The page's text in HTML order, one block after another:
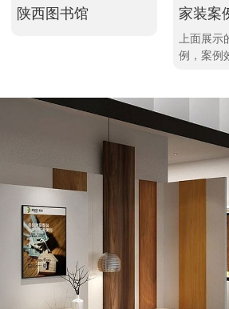
陕西图书馆 家装案
上面展
例，案例